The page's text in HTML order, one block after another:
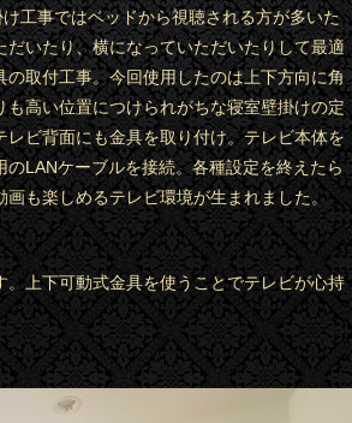
工事ではベッドから視聴される方が多いた
いたり、横になっていただいたりして最適
取付工事。今回使用したのは上下方向に角
高い位置につけられがちな寝室壁掛けの定
ビ背面にも金具を取り付け。テレビ本体を
LANケーブルを接続。各種設定を終えたら
も楽しめるテレビ環境が生まれました。
上下可動式金具を使うことでテレビが心持